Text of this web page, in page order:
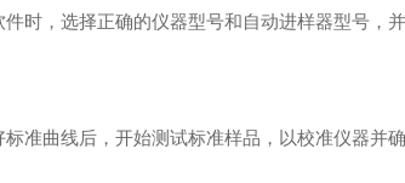
，选择正确的仪器型号和自动进样器型号，并
曲线后，开始测试标准样品，以校准仪器并确